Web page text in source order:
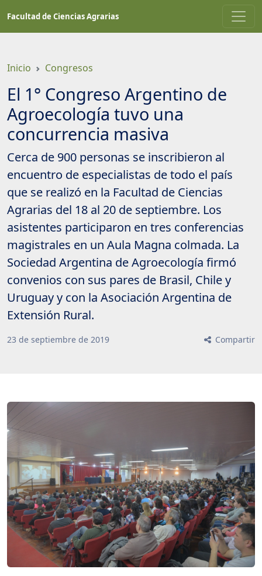
contenido
Facultad de Ciencias Agrarias
Inicio Congresos
El 1° Congreso Argentino de
Agroecología tuvo una
concurrencia masiva
Cerca de 900 personas se inscribieron al
encuentro de especialistas de todo el país
que se realizó en la Facultad de Ciencias
Agrarias del 18 al 20 de septiembre. Los
asistentes participaron en tres conferencias
magistrales en un Aula Magna colmada. La
Sociedad Argentina de Agroecología firmó
convenios con sus pares de Brasil, Chile y
Uruguay y con la Asociación Argentina de
Extensión Rural.
23 de septiembre de 2019 Compartir